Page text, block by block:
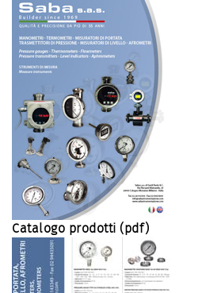
Catalogo prodotti (pdf)